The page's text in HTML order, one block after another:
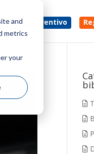
and
metrics
your
un preventivo